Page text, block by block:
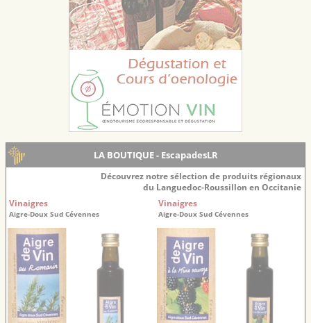
LA BOUTIQUE - EscapadesLR
Découvrez notre sélection de produits régionaux
du Languedoc-Roussillon en Occitanie
Vinaigres
Aigre-Doux Sud Cévennes
Vinaigres
Aigre-Doux Sud Cévennes